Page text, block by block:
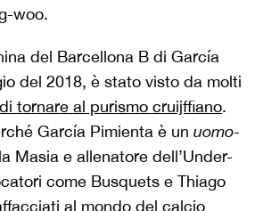
woo.
del Barcellona B di García
del 2018, è stato visto da molti
tornare al purismo cruijffiano.
García Pimienta è un uomo-
Masia e allenatore dell’Under-
come Busquets e Thiago
al mondo del calcio